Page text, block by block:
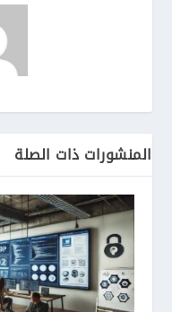
المنشورات ذات الصلة